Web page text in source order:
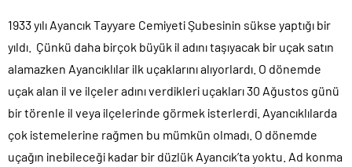
1933 yılı Ayancık Tayyare Cemiyeti Şubesinin sükse yaptığı bir
yıldı. Çünkü daha birçok büyük il adını taşıyacak bir uçak satın
alamazken Ayancıklılar ilk uçaklarını alıyorlardı. O dönemde
uçak alan il ve ilçeler adını verdikleri uçakları 30 Ağustos günü
bir törenle il veya ilçelerinde görmek isterlerdi. Ayancıklılarda
çok istemelerine rağmen bu mümkün olmadı. O dönemde
uçağın inebileceği kadar bir düzlük Ayancık’ta yoktu. Ad konma